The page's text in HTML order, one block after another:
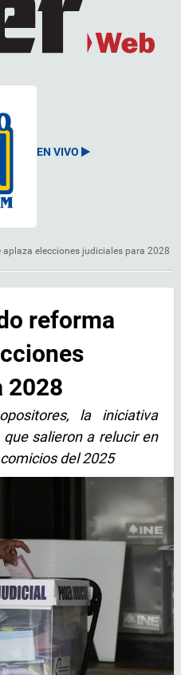
EN VIVO
elecciones judiciales para 2028
reforma
2028
la iniciativa
salieron a relucir en
del 2025